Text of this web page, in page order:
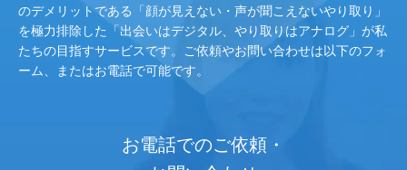
のデメリットである「顔が見えない・声が聞こえないやり取り」
を極力排除した「出会いはデジタル、やり取りはアナログ」が私
たちの目指すサービスです。ご依頼やお問い合わせは以下のフォ
ーム、またはお電話で可能です。
お電話でのご依頼・